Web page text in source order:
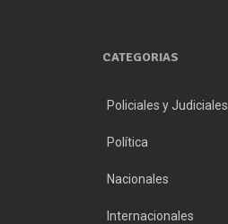
CATEGORIAS
Policiales y Judiciales
Política
Nacionales
Internacionales